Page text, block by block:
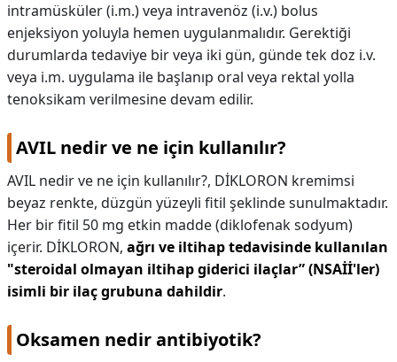
intramüsküler (i.m.) veya intravenöz (i.v.) bolus
enjeksiyon yoluyla hemen uygulanmalıdır. Gerektiği
durumlarda tedaviye bir veya iki gün, günde tek doz i.v.
veya i.m. uygulama ile başlanıp oral veya rektal yolla
tenoksikam verilmesine devam edilir.
AVIL nedir ve ne için kullanılır?
AVIL nedir ve ne için kullanılır?, DİKLORON kremimsi
beyaz renkte, düzgün yüzeyli fitil şeklinde sunulmaktadır.
Her bir fitil 50 mg etkin madde (diklofenak sodyum)
içerir. DİKLORON, ağrı ve iltihap tedavisinde kullanılan
"steroidal olmayan iltihap giderici ilaçlar” (NSAİİ'ler)
isimli bir ilaç grubuna dahildir.
Oksamen nedir antibiyotik?